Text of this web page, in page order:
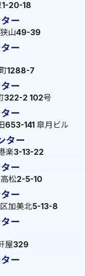
1-20-18
ー
山49-39
ー
1288-7
ー
322-2 102号
ー
653-141 皐月ビル
ター
楽3-13-22
ー
松2-5-10
ー
加美北5-13-8
ー
屋329
ー